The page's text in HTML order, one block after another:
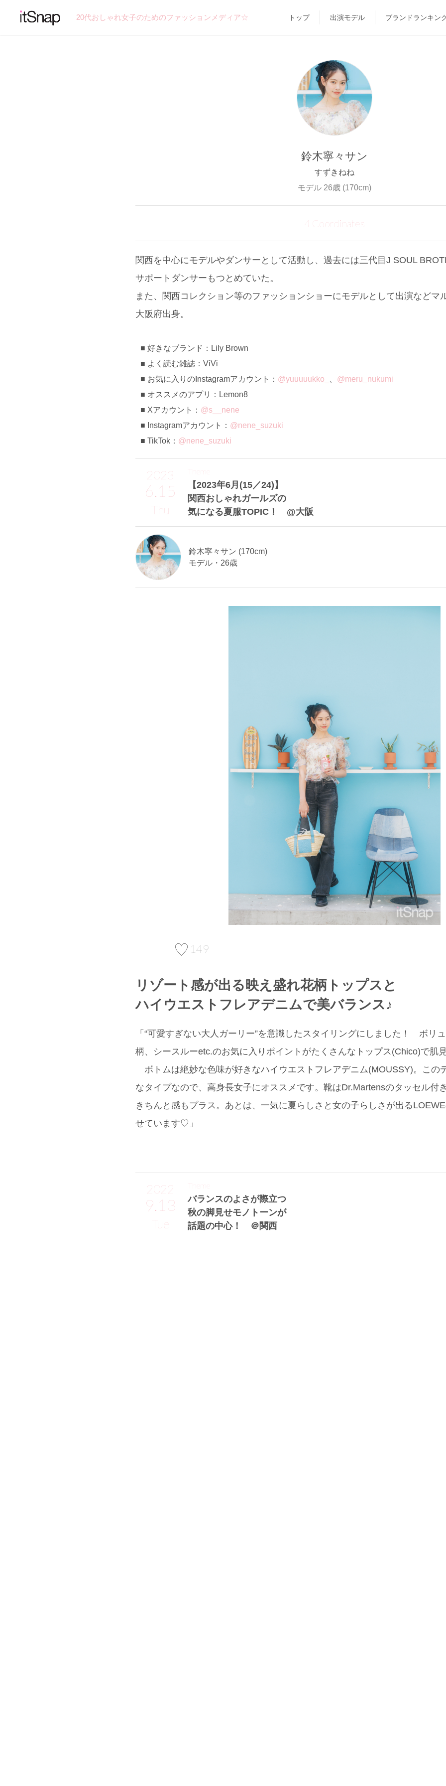
20代おしゃれ女子のためのファッションメディア☆ トップ 出演モデル ブランドランキン
鈴木寧々サン
すずきねね
モデル 26歳 (170cm)
4 Coordinates
関西を中心にモデルやダンサーとして活動し、過去には三代目J SOUL
サポートダンサーもつとめていた。
また、関西コレクション等のファッションショーにモデルとして出演などマ
大阪府出身。
好きなブランド：Lily Brown
よく読む雑誌：ViVi
お気に入りのInstagramアカウント： @yuuuuukko_
@meru_nukumi
オススメのアプリ：Lemon8
Xアカウント： @s__nene
Instagramアカウント： @nene_suzuki
TikTok： @nene_suzuki
2023
6.15
Thu
【2023年6月(15／24)】
関西おしゃれガールズの
気になる夏服TOPIC！ @大阪
Theme
鈴木寧々サン (170cm)
モデル・26歳
149
リゾート感が出る映え盛れ花柄トップスと
ハイウエストフレアデニムで美バランス♪
「“可愛すぎない大人ガーリー”を意識したスタイリングにしました！ ボリ
柄、シースルーetc.のお気に入りポイントがたくさんなトップス(Chico)で肌
ボトムは絶妙な色味が好きなハイウエストフレアデニム(MOUSSY)。この
なタイプなので、高身長女子にオススメです。靴はDr.Martensのタッセル付
きちんと感もプラス。あとは、一気に夏らしさと女の子らしさが出る
せています♡」
2022
9.13
Tue
バランスのよさが際立つ
秋の脚見せモノトーンが
話題の中心！ ＠関西
Theme